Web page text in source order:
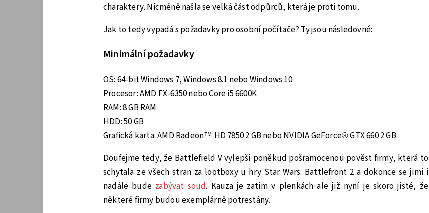
charaktery. Nicméně našla se velká část odpůrců, která je proti tomu.
Jak to tedy vypadá s požadavky pro osobní počítače? Ty jsou následovné:
Minimální požadavky
OS: 64-bit Windows 7, Windows 8.1 nebo Windows 10
Procesor: AMD FX-6350 nebo Core i5 6600K
RAM: 8 GB RAM
HDD: 50 GB
Grafická karta: AMD Radeon™ HD 7850 2 GB nebo NVIDIA GeForce® GTX 660 2 GB
Doufejme tedy, že Battlefield V vylepší poněkud pošramocenou pověst firmy, která to
schytala ze všech stran za lootboxy u hry Star Wars: Battlefront 2 a dokonce se jimi i
nadále bude zabývat soud. Kauza je zatím v plenkách ale již nyní je skoro jisté, že
některé firmy budou exemplárně potrestány.